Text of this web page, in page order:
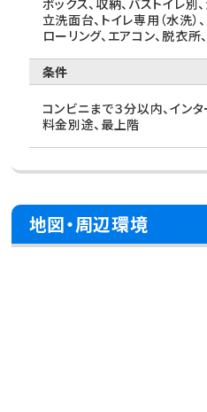
ボックス、収納、バストイレ
立洗面台、トイレ専用（水洗）
ローリング、エアコン、脱衣所
条件
コンビニまで３分以内、イン
料金別途、最上階
地図・周辺環境